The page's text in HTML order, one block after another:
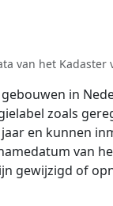
van het Kadaster
in
zoals
en kunnen
van
gewijzigd of